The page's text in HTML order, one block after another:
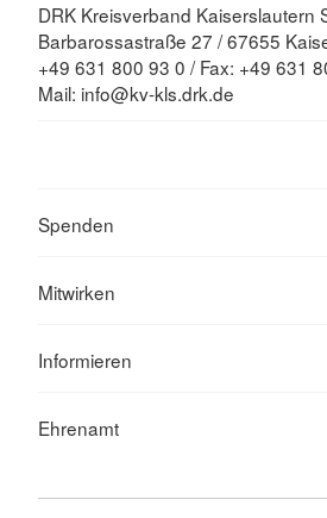
DRK Kreisverband Kaiserslautern
Barbarossastraße 27 / 67655
+49 631 800 93 0 / Fax: +49 631
Mail: info@kv-kls.drk.de
Spenden
Mitwirken
Informieren
Ehrenamt